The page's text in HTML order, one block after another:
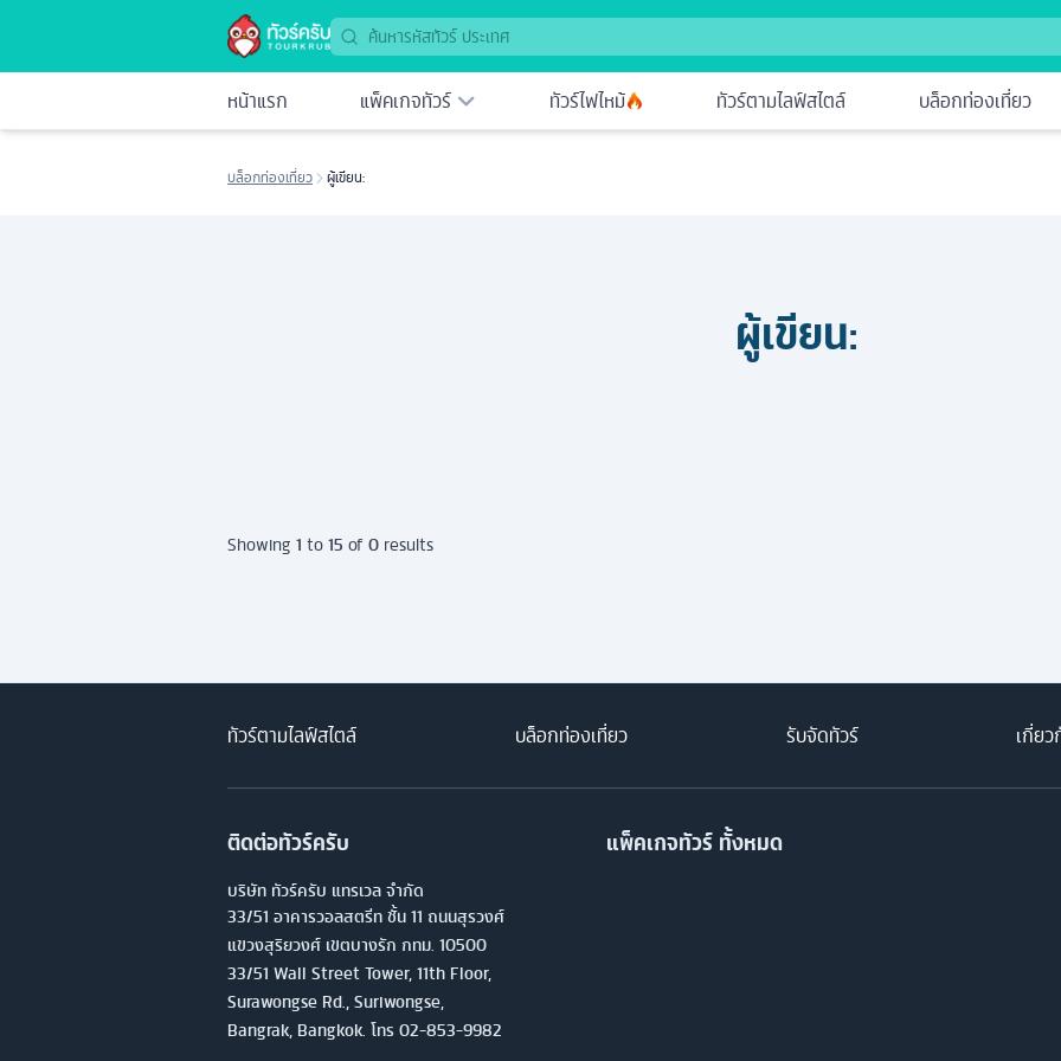
หน้าแรก แพ็คเกจทัวร์ ทัวร์ไฟไหม้ ทัวร์ตามไลฟ์สไตล์ บล็อกท่องเที่ยว
บล็อกท่องเที่ยว ผู้เขียน:
ผู้เขียน:
Showing 1 to15 of 0 results
ทัวร์ตามไลฟ์สไตล์ บล็อกท่องเที่ยว รับจัดทัวร์ เกี่ยว
ติดต่อทัวร์ครับ
บริษัท ทัวร์ครับ แทรเวล จำกัด
33/51 อาคารวอลสตรีท ชั้น 11 ถนนสุรวงศ์
แขวงสุริยวงศ์ เขตบางรัก กทม. 10500
33/51 Wall Street Tower, 11th Floor,
Surawongse Rd., Suriwongse,
Bangrak, Bangkok. โทร 02-853-9982
แพ็คเกจทัวร์ ทั้งหมด